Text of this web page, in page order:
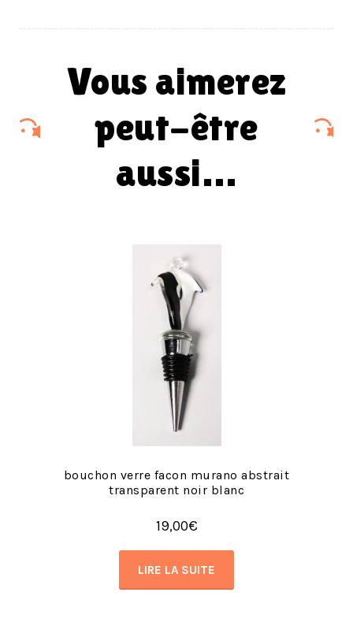
vous aimerez
peut-être
aussi…
bouchon verre facon murano abstrait
transparent noir blanc
19,00€
LIRE LA SUITE